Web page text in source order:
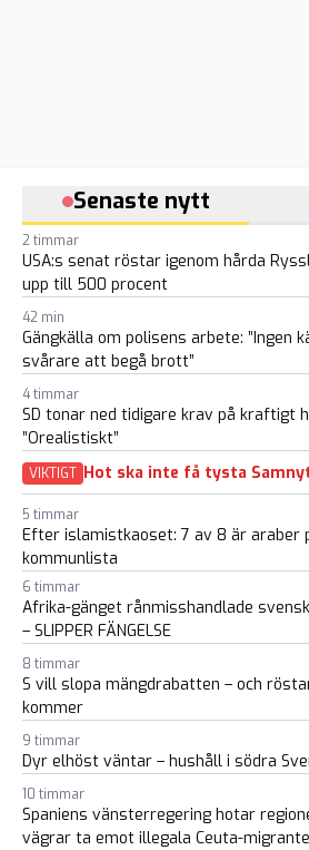
Senaste nytt
2 timmar
USA:s senat röstar igenom hårda
upp till 500 procent
42 min
Gängkälla om polisens arbete: ”Ingen
svårare att begå brott”
4 timmar
SD tonar ned tidigare krav på kraftigt
”Orealistiskt”
VIKTIGT Hot ska inte få tysta
5 timmar
Efter islamistkaoset: 7 av 8 är araber
kommunlista
6 timmar
Afrika-gänget rånmisshandlade
– SLIPPER FÄNGELSE
8 timmar
S vill slopa mängdrabatten – och
kommer
9 timmar
Dyr elhöst väntar – hushåll i södra
10 timmar
Spaniens vänsterregering hotar
vägrar ta emot illegala Ceuta-